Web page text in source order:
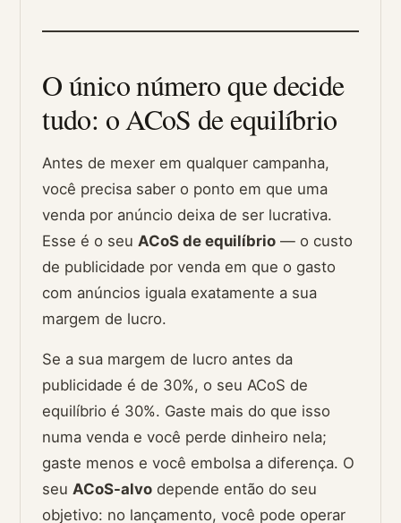
O único número que decide
tudo: o ACoS de equilíbrio
Antes de mexer em qualquer campanha,
você precisa saber o ponto em que uma
venda por anúncio deixa de ser lucrativa.
Esse é o seu ACoS de equilíbrio — o custo
de publicidade por venda em que o gasto
com anúncios iguala exatamente a sua
margem de lucro.
Se a sua margem de lucro antes da
publicidade é de 30%, o seu ACoS de
equilíbrio é 30%. Gaste mais do que isso
numa venda e você perde dinheiro nela;
gaste menos e você embolsa a diferença. O
seu ACoS-alvo depende então do seu
objetivo: no lançamento, você pode operar